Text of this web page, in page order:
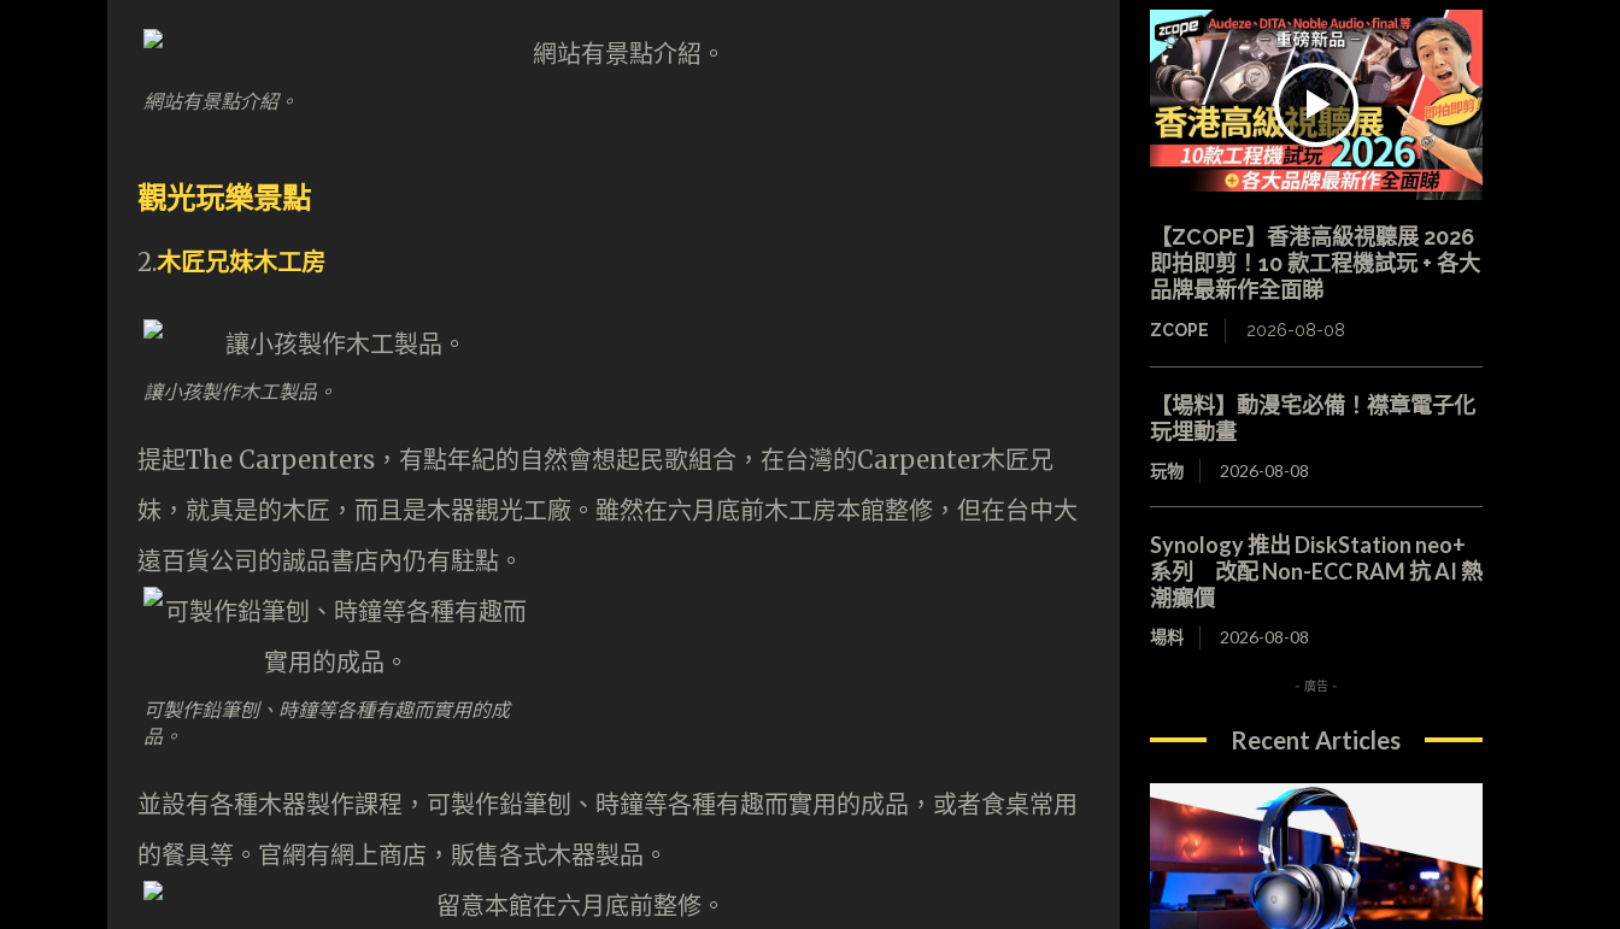
網站有景點介紹。
觀光玩樂景點
2.木匠兄妹木工房
讓小孩製作木工製品。
提起The Carpenters，有點年紀的自然會想起民歌組合，在台灣的Carpenter木匠兄
妹，就真是的木匠，而且是木器觀光工廠。雖然在六月底前木工房本館整修，但在台中大
遠百貨公司的誠品書店內仍有駐點。
可製作鉛筆刨、時鐘等各種有趣而實用的成
品。
並設有各種木器製作課程，可製作鉛筆刨、時鐘等各種有趣而實用的成品，或者食桌常用
的餐具等。官網有網上商店，販售各式木器製品。
【ZCOPE】香港高級視聽展 2026
即拍即剪！10 款工程機試玩 + 各大
品牌最新作全面睇
ZCOPE 2026-08-08
【場料】動漫宅必備！襟章電子化
玩埋動畫
玩物 2026-08-08
Synology 推出 DiskStation neo+
系列 改配 Non-ECC RAM 抗 AI 熱
潮癲價
場料 2026-08-08
- 廣告 -
Recent Articles